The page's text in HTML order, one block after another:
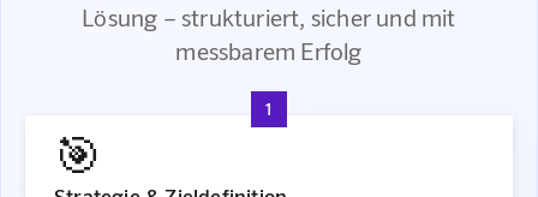
Lösung – strukturiert, sicher und mit
messbarem Erfolg
1
🎯